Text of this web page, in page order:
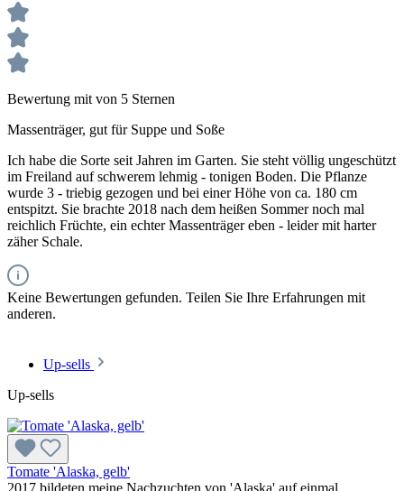
Bewertung mit von 5 Sternen
Massenträger, gut für Suppe und Soße
Ich habe die Sorte seit Jahren im Garten. Sie steht völlig ungeschützt
im Freiland auf schwerem lehmig - tonigen Boden. Die Pflanze
wurde 3 - triebig gezogen und bei einer Höhe von ca. 180 cm
entspitzt. Sie brachte 2018 nach dem heißen Sommer noch mal
reichlich Früchte, ein echter Massenträger eben - leider mit harter
zäher Schale.
Keine Bewertungen gefunden. Teilen Sie Ihre Erfahrungen mit
anderen.
Up-sells
Up-sells
Tomate 'Alaska, gelb'
2017 bildeten meine Nachzuchten von 'Alaska' auf einmal